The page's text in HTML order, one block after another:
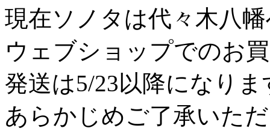
現在ソノタは代々木八
ウェブショップでのお
発送は5/23以降になりま
あらかじめご了承いた